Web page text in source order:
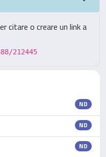
citare o creare un link a
212445
ND
ND
ND